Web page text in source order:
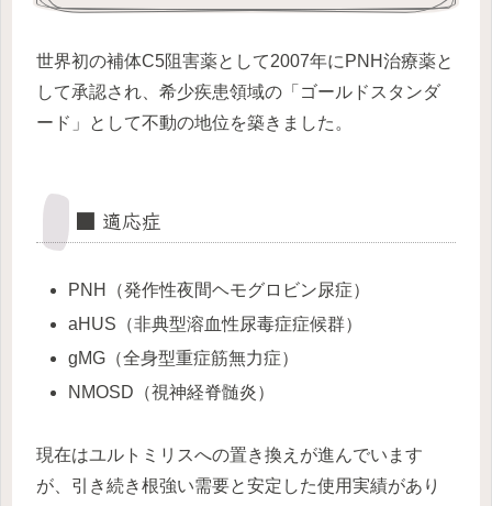
世界初の補体C5阻害薬として2007年にPNH治療薬と
して承認され、希少疾患領域の「ゴールドスタンダ
ード」として不動の地位を築きました。
■ 適応症
PNH（発作性夜間ヘモグロビン尿症）
aHUS（非典型溶血性尿毒症症候群）
gMG（全身型重症筋無力症）
NMOSD（視神経脊髄炎）
現在はユルトミリスへの置き換えが進んでいます
が、引き続き根強い需要と安定した使用実績があり